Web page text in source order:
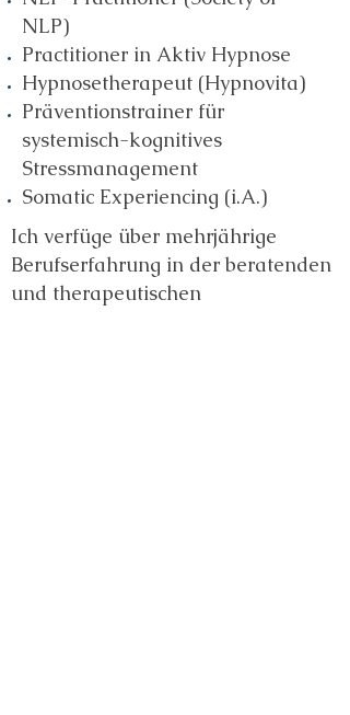
NLP)
Practitioner in Aktiv Hypnose
Hypnosetherapeut (Hypnovita)
Präventionstrainer für
systemisch-kognitives
Stressmanagement
Somatic Experiencing (i.A.)
Ich verfüge über mehrjährige
Berufserfahrung in der beratenden
und therapeutischen